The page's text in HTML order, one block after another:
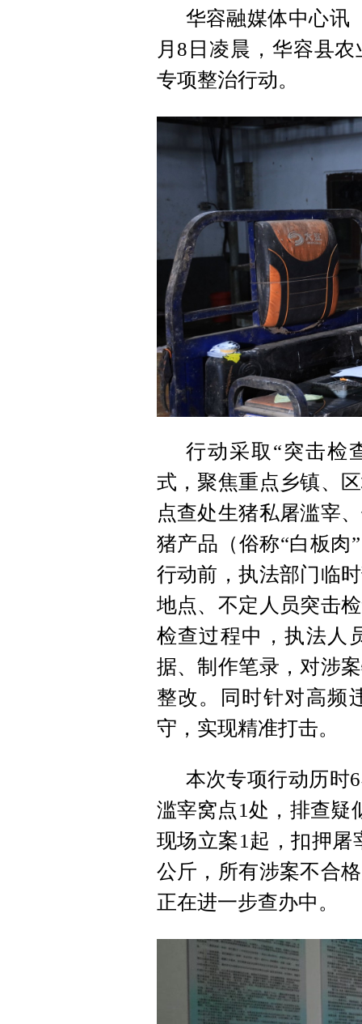
华容融媒体中心讯
月8日凌晨，华容县
专项整治行动。
行动采取“突击检
式，聚焦重点乡镇、
点查处生猪私屠滥宰
猪产品（俗称“白板肉
行动前，执法部门临
地点、不定人员突击
检查过程中，执法人
据、制作笔录，对涉
整改。同时针对高频
守，实现精准打击。
本次专项行动历时
滥宰窝点1处，排查疑
现场立案1起，扣押屠
公斤，所有涉案不合
正在进一步查办中。